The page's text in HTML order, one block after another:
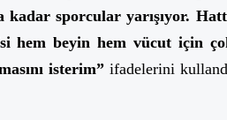
kadar sporcular yarışıyor.
hem beyin hem vücut için
isterim” ifadelerini